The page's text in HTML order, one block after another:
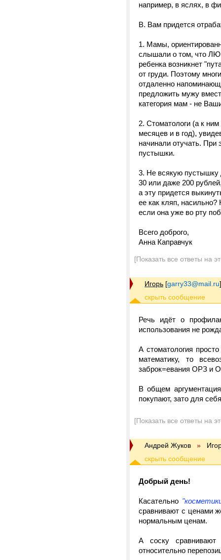
например, в яслях, в
В. Вам придется
1. Мамы,
слышали о том, что
ребенка возникнет
от груди. Поэтому
отдаленно
предложить мужу
категория мам - не
2. Стоматологи (а к
месяцев и в год),
начинали отучать. При
пустышки.
3. Не всякую пустышку
30 или даже 200
а эту придется
ее как кляп,
если она уже во рту
Всего доброго,
Анна Каправчук
[Показать все ответы на
Игорь [garry33@mail.ru]
Речь идёт о
использования не
А стоматология
математику, то
заброк=евания ОРЗ и
В общем
покупают, зато для
[Показать все ответы на
Андрей Жуков »
Добрый день!
Касательно
сравнивают с ценами
нормальным ценам.
А соску
относительно